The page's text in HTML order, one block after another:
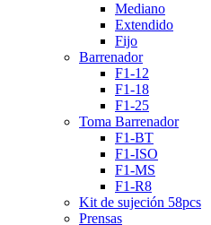
Mediano
Extendido
Fijo
Barrenador
F1-12
F1-18
F1-25
Toma Barrenador
F1-BT
F1-ISO
F1-MS
F1-R8
Kit de sujeción 58pcs
Prensas